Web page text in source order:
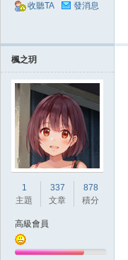
收聽TA 發消息
楓之玥
1
主題
337
文章
878
積分
高級會員